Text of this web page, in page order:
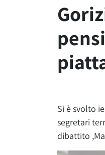
Si è svolto
segretari
dibattito